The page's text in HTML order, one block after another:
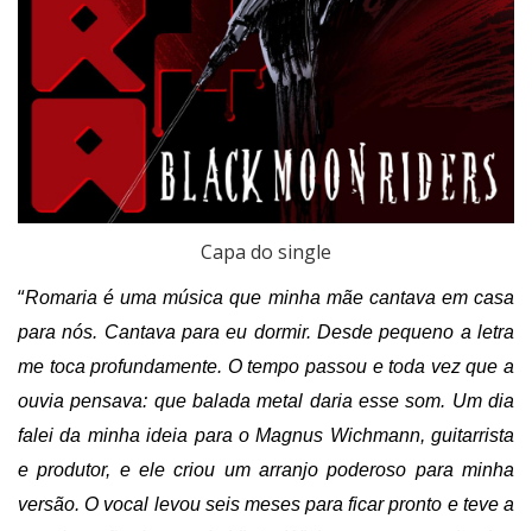
Capa do single
“Romaria é uma música que minha mãe cantava em casa
para nós. Cantava para eu dormir. Desde pequeno a letra
me toca profundamente. O tempo passou e toda vez que a
ouvia pensava: que balada metal daria esse som. Um dia
falei da minha ideia para o Magnus Wichmann, guitarrista
e produtor, e ele criou um arranjo poderoso para minha
versão. O vocal levou seis meses para ficar pronto e teve a